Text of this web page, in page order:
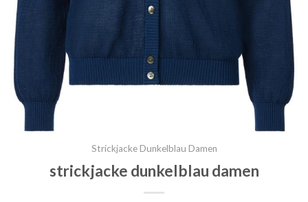
Strickjacke Dunkelblau Damen
strickjacke dunkelblau damen